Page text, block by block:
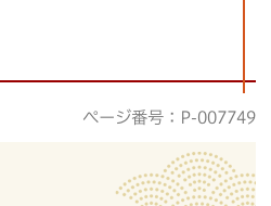
ページ番号：P-007749